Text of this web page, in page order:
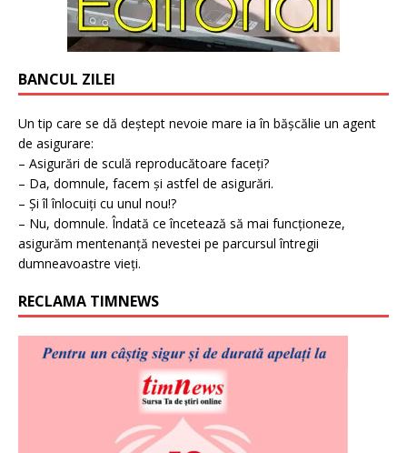
BANCUL ZILEI
Un tip care se dă deștept nevoie mare ia în bășcălie un agent
de asigurare:
– Asigurări de sculă reproducătoare faceți?
– Da, domnule, facem și astfel de asigurări.
– Și îl înlocuiți cu unul nou!?
– Nu, domnule. Îndată ce încetează să mai funcționeze,
asigurăm mentenanță nevestei pe parcursul întregii
dumneavoastre vieți.
RECLAMA TIMNEWS